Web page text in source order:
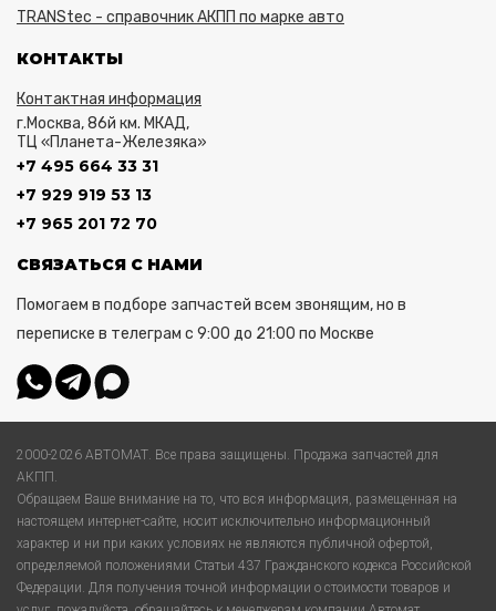
TRANStec - справочник АКПП по марке авто
КОНТАКТЫ
Контактная информация
г.Москва, 86й км. МКАД,
ТЦ «Планета-Железяка»
+7 495 664 33 31
+7 929 919 53 13
+7 965 201 72 70
СВЯЗАТЬСЯ С НАМИ
Помогаем в подборе запчастей всем звонящим, но в
переписке в телеграм с 9:00 до 21:00 по Москве
2000-2026 АВТОМАТ. Все права защищены. Продажа запчастей для
АКПП.
Обращаем Ваше внимание на то, что вся информация, размещенная на
настоящем интернет-сайте, носит исключительно информационный
характер и ни при каких условиях не являются публичной офертой,
определяемой положениями Статьи 437 Гражданского кодекса Российской
Федерации. Для получения точной информации о стоимости товаров и